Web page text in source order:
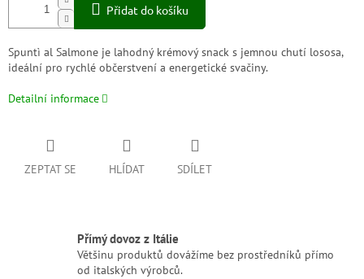
Přidat do košíku
Spuntì al Salmone je lahodný krémový snack s jemnou chutí lososa,
ideální pro rychlé občerstvení a energetické svačiny.
Detailní informace
ZEPTAT SE HLÍDAT SDÍLET
Přímý dovoz z Itálie
Většinu produktů dovážíme bez prostředníků přímo
od italských výrobců.